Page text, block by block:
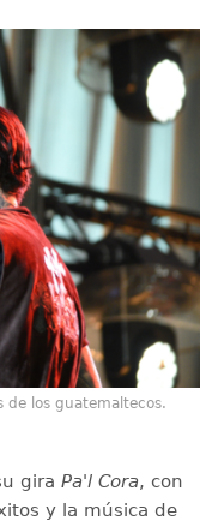
de los guatemaltecos.
gira Pa'l Cora, con
y la música de